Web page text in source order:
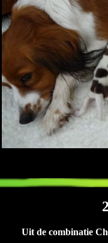
Uit de combinatie